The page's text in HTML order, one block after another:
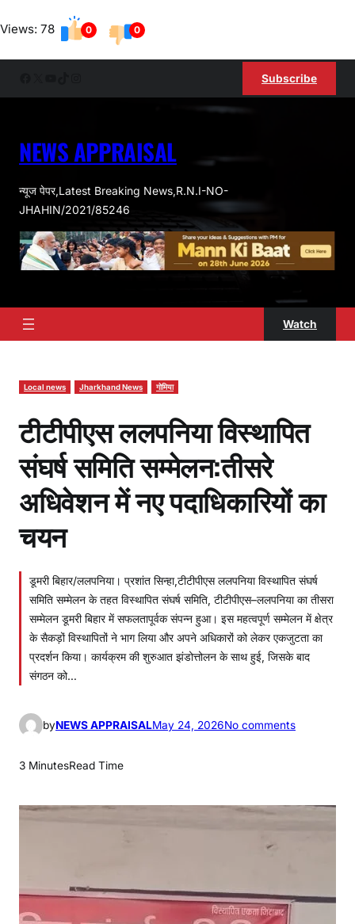
Views: 78 0 0
Subscribe
NEWS APPRAISAL
न्यूज पेपर,Latest Breaking News,R.N.I-NO-
JHAHIN/2021/85246
Watch
Local news Jharkhand News गोमिया
टीटीपीएस ललपनिया विस्थापित
संघर्ष समिति सम्मेलन:तीसरे
अधिवेशन में नए पदाधिकारियों का
चयन
डूमरी बिहार/ललपनिया। प्रशांत सिन्हा,टीटीपीएस ललपनिया विस्थापित संघर्ष
समिति सम्मेलन के तहत विस्थापित संघर्ष समिति, टीटीपीएस–ललपनिया का तीसरा
सम्मेलन डूमरी बिहार में सफलतापूर्वक संपन्न हुआ। इस महत्वपूर्ण सम्मेलन में क्षेत्र
के सैकड़ों विस्थापितों ने भाग लिया और अपने अधिकारों को लेकर एकजुटता का
प्रदर्शन किया। कार्यक्रम की शुरुआत झंडोत्तोलन के साथ हुई, जिसके बाद
संगठन को…
byNEWS APPRAISALMay 24, 2026No commentso
प
3 MinutesRead Time